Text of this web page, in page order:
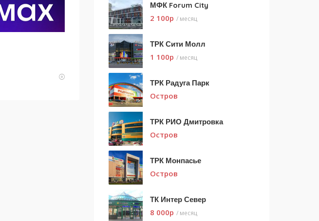
МФК Forum City
2 100p / месяц
ТРК Сити Молл
1 100p / месяц
ТРК Радуга Парк
Остров
ТРК РИО Дмитровка
Остров
ТРК Монпасье
Остров
ТК Интер Север
8 000p / месяц